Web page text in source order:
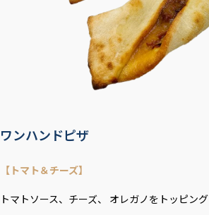
ワンハンドピザ
【トマト＆チーズ】
トマトソース、チーズ、 オレガノをトッピング